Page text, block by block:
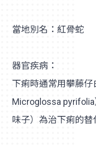
當地別名：紅骨蛇
器官疾病：
下痢時通常用攀藤
Microglossa
味子）為治下痢的替